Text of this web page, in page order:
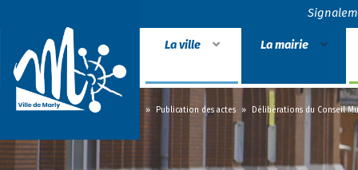
La ville La mairie
Accueil » » Publication des actes » Délibérations du Conseil